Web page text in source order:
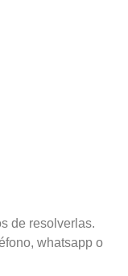
de resolverlas.
whatsapp o